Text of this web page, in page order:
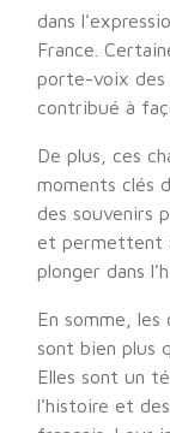
dans
France.
porte-voix
contribué à
De plus, ces
moments clés
des souvenirs
et permettent
plonger dans
En somme, les
sont bien plus
Elles sont un
l’histoire et